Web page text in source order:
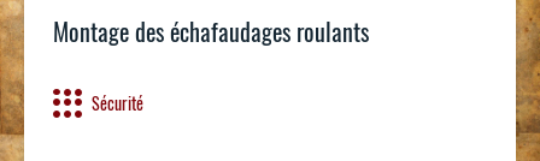
Montage des échafaudages roulants
Sécurité